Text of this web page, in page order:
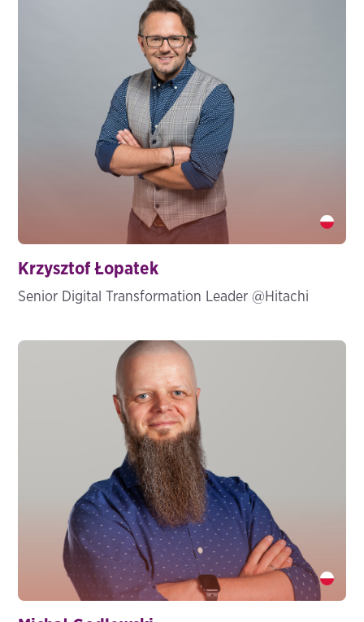
Krzysztof Łopatek
Senior Digital Transformation Leader @Hitachi